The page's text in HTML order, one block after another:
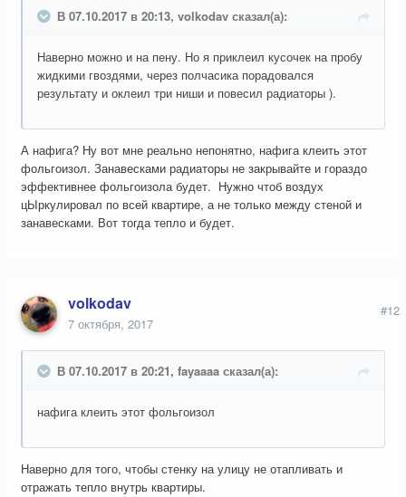
В 07.10.2017 в 20:13, volkodav сказал(а):
Наверно можно и на пену. Но я приклеил кусочек на пробу
жидкими гвоздями, через полчасика порадовался
результату и оклеил три ниши и повесил радиаторы ).
А нафига? Ну вот мне реально непонятно, нафига клеить этот
фольгоизол. Занавесками радиаторы не закрывайте и гораздо
эффективнее фольгоизола будет. Нужно чтоб воздух
цЫркулировал по всей квартире, а не только между стеной и
занавесками. Вот тогда тепло и будет.
volkodav
7 октября, 2017
#12
В 07.10.2017 в 20:21, fayaaaa сказал(а):
нафига клеить этот фольгоизол
Наверно для того, чтобы стенку на улицу не отапливать и
отражать тепло внутрь квартиры.